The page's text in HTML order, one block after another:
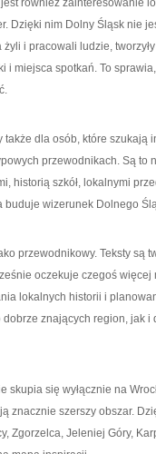
również zainteresowanie
Dzięki nim Dolny Śląsk nie
i pracowali ludzie,
i miejsca spotkań. To
także dla osób, które
przewodnikach. Są to
historią szkół, lokalnymi
buduje wizerunek Dolnego
przewodnikowy. Teksty są
oczekuje czegoś więcej
lokalnych historii i
znających region, jak
skupia się wyłącznie na
znacznie szerszy obszar.
Zgorzelca, Jeleniej Góry,